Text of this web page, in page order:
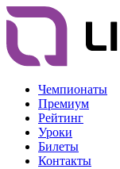
Чемпионаты
Премиум
Рейтинг
Уроки
Билеты
Контакты